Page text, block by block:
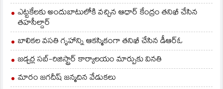
ఎట్టకేలకు అందుబాటులోకి వచ్చిన ఆధార్ కేంద్రం తనిఖీ చేసిన
తహసీల్దార్
బాలికల వసతి గృహాన్ని ఆకస్మికంగా తనిఖీ చేసిన డీఆర్ఓ
జడ్చర్ల సబ్-రిజిస్ట్రార్ కార్యాలయం మార్పుకు వినతి
మారం జగదీష్ జన్మదిన వేడుకలు